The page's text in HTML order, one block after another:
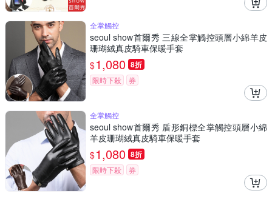
全掌觸控
seoul show首爾秀 三線全掌觸控頭層小綿羊皮
珊瑚絨真皮騎車保暖手套
$1,080 8折
限時下殺 券
全掌觸控
seoul show首爾秀 盾形銅標全掌觸控頭層小綿
羊皮珊瑚絨真皮騎車保暖手套
$1,080 8折
限時下殺 券